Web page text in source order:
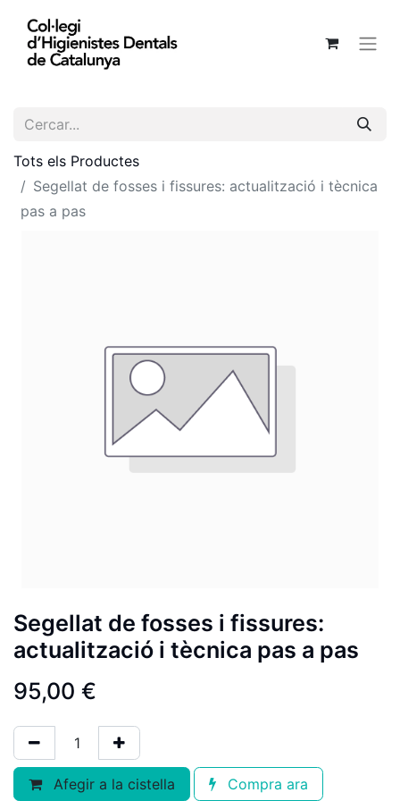
Tots els Productes
Segellat de fosses i fissures: actualització i tècnica
pas a pas
Segellat de fosses i fissures:
actualització i tècnica pas a pas
95,00 €
Afegir a la cistella Compra ara